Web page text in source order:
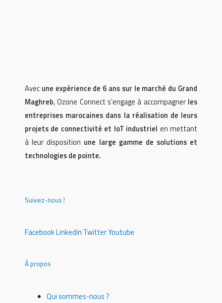
Avec une expérience de 6 ans sur le marché du Grand
Maghreb, Ozone Connect s’engage à accompagner les
entreprises marocaines dans la réalisation de leurs
projets de connectivité et IoT industriel en mettant
à leur disposition une large gamme de solutions et
technologies de pointe.
Suivez-nous !
FacebookLinkedin TwitterYoutube
À propos
Qui sommes-nous ?